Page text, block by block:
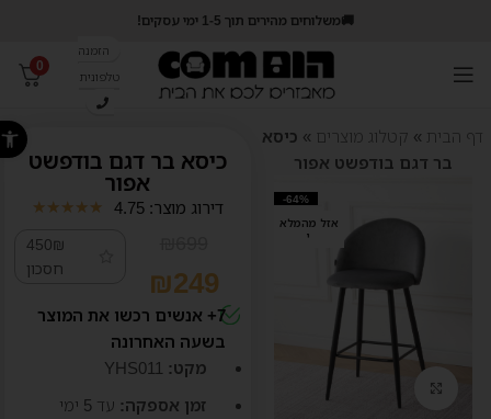
פתח
🚚משלוחים מהירים תוך 1-5 ימי עסקים!
הזמנה
טלפונית
0
דף הבית » קטלוג מוצרים » כיסא
בר דגם בודפשט אפור
-64%
אזל מהמלא
י
כיסא בר דגם בודפשט
אפור
דירוג מוצר: 4.75 ★
★
★
★
★
₪249
450₪
חסכון
7+ אנשים רכשו את המוצר
בשעה האחרונה
מקט: YHS011
זמן אספקה: עד 5
ימי